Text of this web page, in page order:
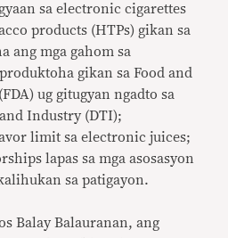
sa electronic cigarettes
products (HTPs) gikan sa
ang mga gahom sa
gikan sa Food and
ug gitugyan ngadto sa
Industry (DTI);
limit sa electronic juices;
lapas sa mga asosasyon
sa patigayon.
Balay Balauranan, ang